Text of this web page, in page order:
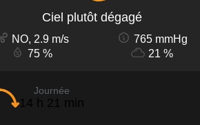
Ciel plutôt dégagé
NO, 2.9 m/s
765 mmHg
75 %
21 %
Journée
14 h 21 min